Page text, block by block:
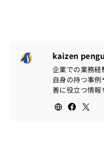
kaizen
企業での業務経
自身の持つ事
善に役立つ情報